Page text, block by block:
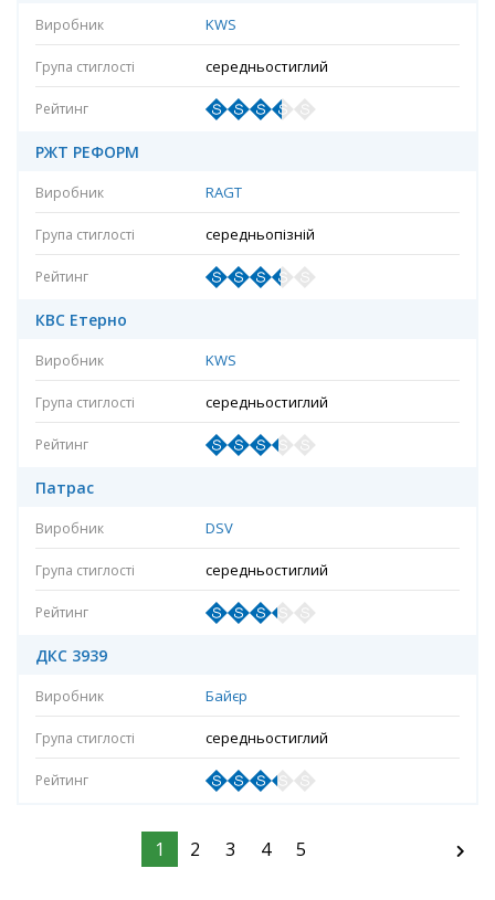
KWS
середньостиглий
РЖТ РЕФОРМ
RAGT
середньопізній
КBC Етерно
KWS
середньостиглий
Патрас
DSV
середньостиглий
ДКС 3939
Байєр
середньостиглий
1 2 3 4 5